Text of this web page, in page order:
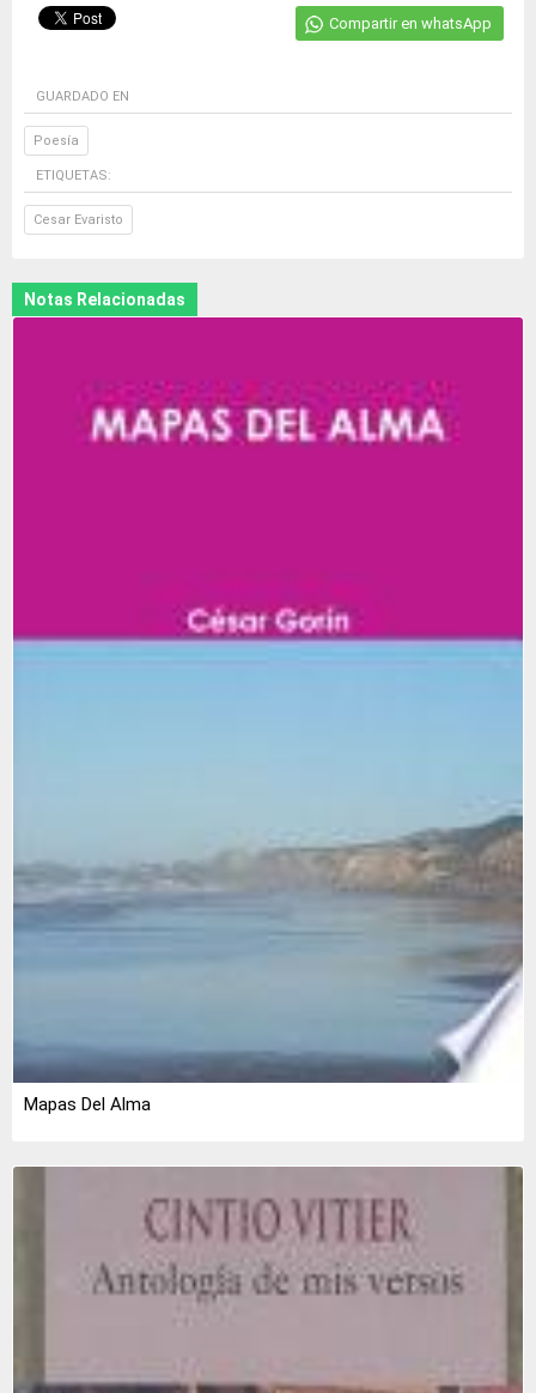
Compartir en whatsApp
GUARDADO EN
Poesía
ETIQUETAS:
Cesar Evaristo
Notas Relacionadas
Mapas Del Alma